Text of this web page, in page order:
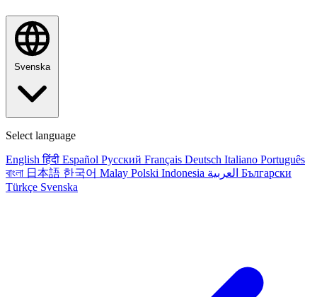
Svenska
Select language
English हिंदी Español Русский Français Deutsch Italiano Português
বাংলা 日本語 한국어 Malay Polski Indonesia العربية Български
Türkçe Svenska